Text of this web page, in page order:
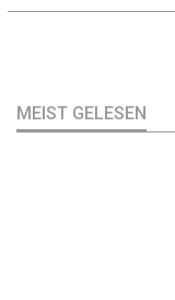
MEIST GELESEN